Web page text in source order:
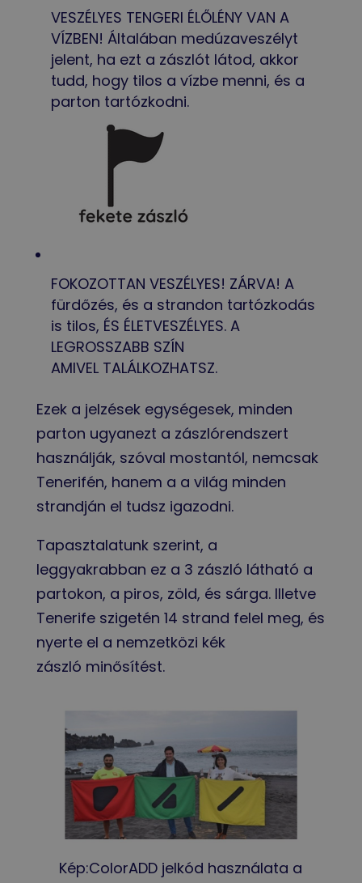
VESZÉLYES TENGERI ÉLŐLÉNY VAN A
VÍZBEN! Általában medúzaveszélyt
jelent, ha ezt a zászlót látod, akkor
tudd, hogy tilos a vízbe menni, és a
parton tartózkodni.
FOKOZOTTAN VESZÉLYES! ZÁRVA! A
fürdőzés, és a strandon tartózkodás
is tilos, ÉS ÉLETVESZÉLYES. A
LEGROSSZABB SZÍN
AMIVEL TALÁLKOZHATSZ.
Ezek a jelzések egységesek, minden
parton ugyanezt a zászlórendszert
használják, szóval mostantól, nemcsak
Tenerifén, hanem a a világ minden
strandján el tudsz igazodni.
Tapasztalatunk szerint, a
leggyakrabban ez a 3 zászló látható a
partokon, a piros, zöld, és sárga. Illetve
Tenerife szigetén 14 strand felel meg, és
nyerte el a nemzetközi kék
zászló minősítést.
Kép:ColorADD jelkód használata a